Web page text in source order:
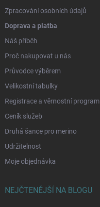
Zpracování osobních údajů
Doprava a platba
Náš příběh
Proč nakupovat u nás
Průvodce výběrem
Velikostní tabulky
Registrace a věrnostní program
Ceník služeb
Druhá šance pro merino
Udržitelnost
Moje objednávka
NEJČTENĚJŠÍ NA BLOGU